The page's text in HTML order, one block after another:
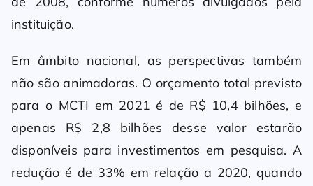
instituição.
Em âmbito nacional, as perspectivas também
não são animadoras. O orçamento total previsto
para o MCTI em 2021 é de R$ 10,4 bilhões, e
apenas R$ 2,8 bilhões desse valor estarão
disponíveis para investimentos em pesquisa. A
redução é de 33% em relação a 2020, quando